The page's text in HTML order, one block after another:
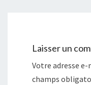
Laisser un
Votre adresse e-
champs